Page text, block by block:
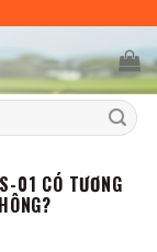
01 CÓ TƯƠNG